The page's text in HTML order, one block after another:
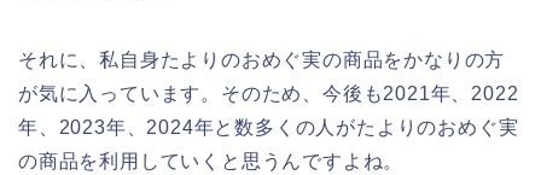
それに、私自身たよりのおめぐ実の商品をかなりの方
が気に入っています。そのため、今後も2021年、2022
年、2023年、2024年と数多くの人がたよりのおめぐ実
の商品を利用していくと思うんですよね。